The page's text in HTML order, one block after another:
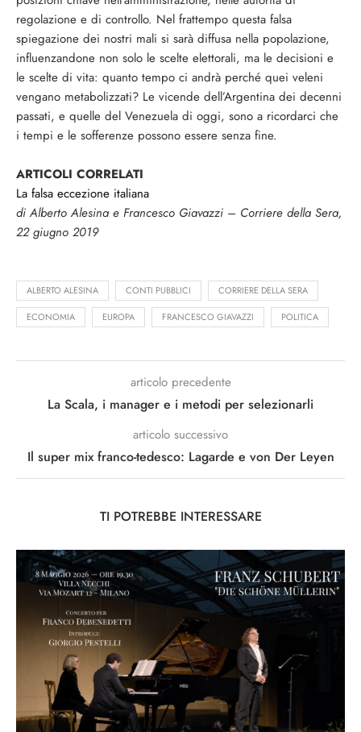
regolazione e di controllo. Nel frattempo questa falsa
spiegazione dei nostri mali si sarà diffusa nella popolazione,
influenzandone non solo le scelte elettorali, ma le decisioni e
le scelte di vita: quanto tempo ci andrà perché quei veleni
vengano metabolizzati? Le vicende dell’Argentina dei decenni
passati, e quelle del Venezuela di oggi, sono a ricordarci che
i tempi e le sofferenze possono essere senza fine.
ARTICOLI CORRELATI
La falsa eccezione italiana
di Alberto Alesina e Francesco Giavazzi – Corriere della Sera,
22 giugno 2019
ALBERTO ALESINA CONTI PUBBLICI CORRIERE DELLA SERA
ECONOMIA EUROPA FRANCESCO GIAVAZZI POLITICA
articolo precedente
La Scala, i manager e i metodi per selezionarli
articolo successivo
Il super mix franco-tedesco: Lagarde e von Der Leyen
TI POTREBBE INTERESSARE